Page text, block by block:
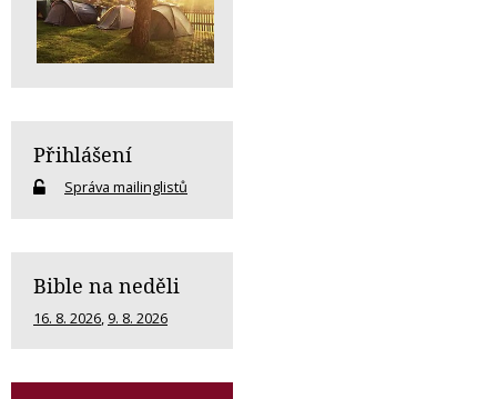
Přihlášení
Správa mailinglistů
Bible na neděli
16. 8. 2026, 9. 8. 2026